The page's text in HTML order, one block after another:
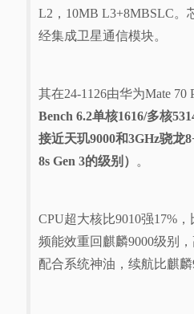
L2，10MB L3+8MBSLC。
经集成卫星通信模块。
其在24-1126由华为Mate 70
Bench 6.2单核1616/多核
接近天玑9000和3GHz骁龙
8s Gen 3的级别） 。
CPU超大核比9010强17%
频能效重回麒麟9000级别
配合系统神油，续航比麒麟